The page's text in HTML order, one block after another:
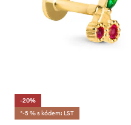
-20%
*-5 % s kódem: LST